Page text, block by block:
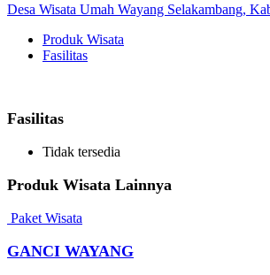
Desa Wisata Umah Wayang Selakambang,
Produk Wisata
Fasilitas
Fasilitas
Tidak tersedia
Produk Wisata Lainnya
Paket Wisata
GANCI WAYANG